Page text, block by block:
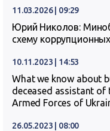
11.03.2026 | 09:29
Юрий Николов:
схему
10.11.2023 | 14:53
What we know about
deceased assistant of
Armed Forces of
26.05.2023 | 08:00